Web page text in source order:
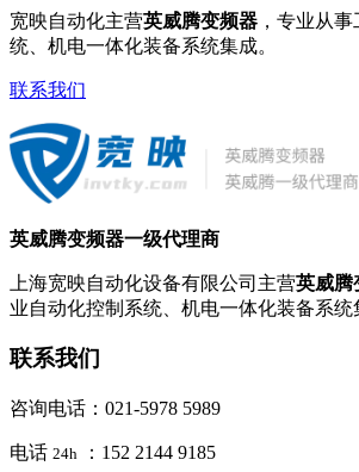
宽映自动化主营英威腾变频器 ，专业从
统、机电一体化装备系统集成。
联系我们
英威腾变频器一级代理商
上海宽映自动化设备有限公司主营英威腾
业自动化控制系统、机电一体化装备系统
联系我们
咨询电话：021-5978 5989
电话 24h ：152 2144 9185